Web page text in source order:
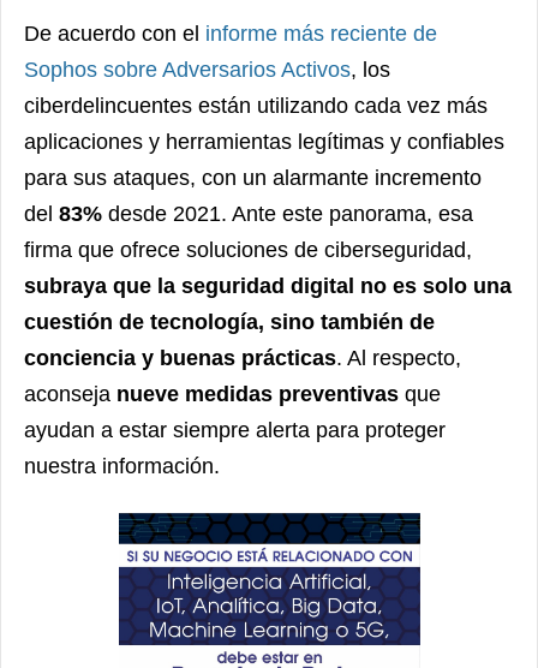
De acuerdo con el informe más reciente de
Sophos sobre Adversarios Activos, los
ciberdelincuentes están utilizando cada vez más
aplicaciones y herramientas legítimas y confiables
para sus ataques, con un alarmante incremento
del 83% desde 2021. Ante este panorama, esa
firma que ofrece soluciones de ciberseguridad,
subraya que la seguridad digital no es solo una
cuestión de tecnología, sino también de
conciencia y buenas prácticas. Al respecto,
aconseja nueve medidas preventivas que
ayudan a estar siempre alerta para proteger
nuestra información.